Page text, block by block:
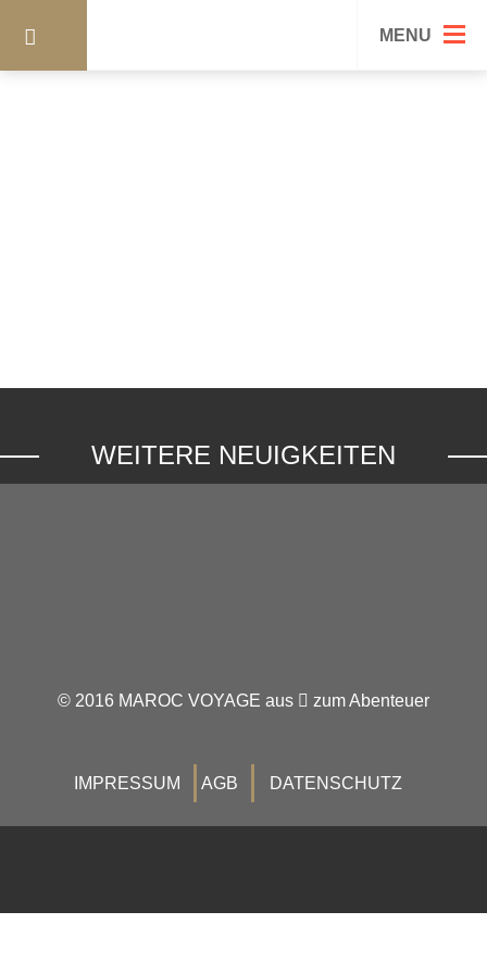
MENU
WEITERE NEUIGKEITEN
© 2016 MAROC VOYAGE aus zum Abenteuer
IMPRESSUM AGB DATENSCHUTZ